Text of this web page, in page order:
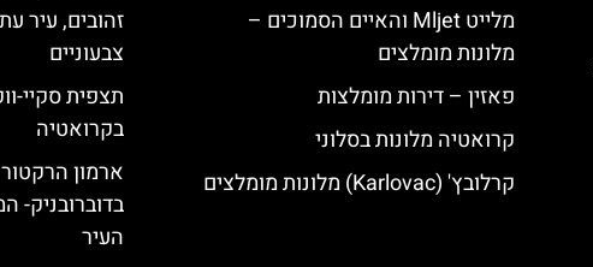
מלייט Mljet והאיים הסמוכים –
מלונות מומלצים
פאזין – דירות מומלצות
קרואטיה מלונות בסלוני
קרלובץ' (Karlovac) מלונות מומלצים
זהובים, עיר
צבעוניים
בקרואטיה
בדוברובניק-
העיר